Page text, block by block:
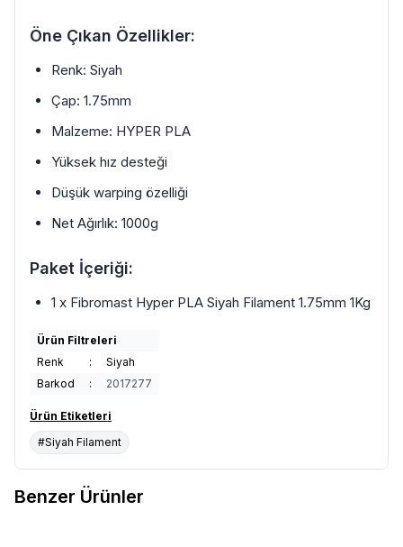
Öne Çıkan Özellikler:
Renk: Siyah
Çap: 1.75mm
Malzeme: HYPER PLA
Yüksek hız desteği
Düşük warping özelliği
Net Ağırlık: 1000g
Paket İçeriği:
1 x Fibromast Hyper PLA Siyah Filament 1.75mm 1Kg
Ürün Filtreleri
Renk
:
Siyah
Barkod
: 2017277
Ürün Etiketleri
#Siyah Filament
Benzer Ürünler